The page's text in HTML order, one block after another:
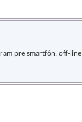
pre smartfón, off-line